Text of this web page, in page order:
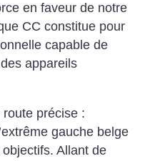
en faveur de notre
CC constitue pour
capable de
appareils
précise :
gauche belge
Allant de